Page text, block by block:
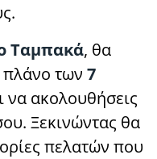
Ταμπακά, θα
των 7
να ακολουθήσεις
Ξεκινώντας θα
πελατών που